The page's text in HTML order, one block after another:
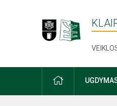
PRADŽIA